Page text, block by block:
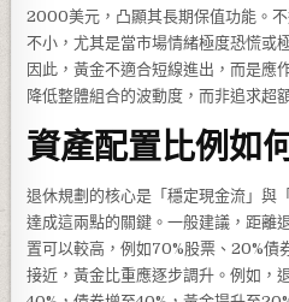
2000美元，凸顯其長期保值功能。
不小，尤其是當市場情緒極度恐慌或
因此，黃金不適合短線進出，而是應
降低整體組合的波動度，而非追求超
資產配置比例如
退休規劃的核心是「穩定現金流」與
達成這兩點的關鍵。一般建議，距離
置可以較高，例如70%股票、20%債
接近，黃金比重應逐步調升。例如，